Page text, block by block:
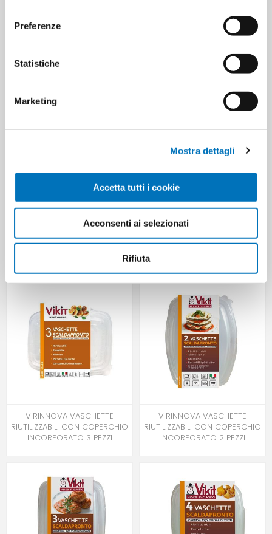
Preferenze
Statistiche
Marketing
Mostra dettagli
Accetta tutti i cookie
Acconsenti ai selezionati
Rifiuta
QUATTRO STAGIONI 500 ML
CARTONCINO ANTIADERENTI
CON COPERCHIO 4 PEZZI
CARTONCINO ANTIADERENTI
CARTONCINO ANTIADERENTI
VIRINNOVA VASCHETTE
RIUTILIZZABILI CON COPERCHIO
INCORPORATO 3 PEZZI
VIRINNOVA VASCHETTE
RIUTILIZZABILI CON COPERCHIO
INCORPORATO 2 PEZZI